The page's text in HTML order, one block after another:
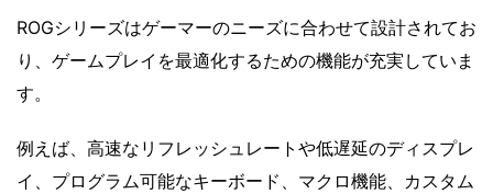
ROGシリーズはゲーマーのニーズに合わせて設計されてお
り、ゲームプレイを最適化するための機能が充実していま
す。
例えば、高速なリフレッシュレートや低遅延のディスプレ
イ、プログラム可能なキーボード、マクロ機能、カスタム